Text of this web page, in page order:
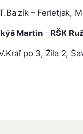
– Ferletjak,
Martin – RŠK
V.Kráľ po 3,